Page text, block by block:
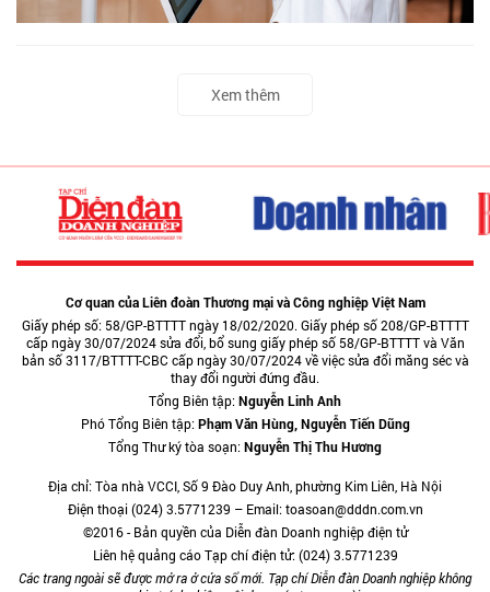
Xem thêm
Cơ quan của Liên đoàn Thương mại và Công nghiệp Việt Nam
Giấy phép số: 58/GP-BTTTT ngày 18/02/2020. Giấy phép số 208/GP-BTTTT
cấp ngày 30/07/2024 sửa đổi, bổ sung giấy phép số 58/GP-BTTTT và Văn
bản số 3117/BTTTT-CBC cấp ngày 30/07/2024 về việc sửa đổi măng séc và
thay đổi người đứng đầu.
Tổng Biên tập:Nguyễn Linh Anh
Phó Tổng Biên tập:Phạm Văn Hùng, Nguyễn Tiến Dũng
Tổng Thư ký tòa soạn:Nguyễn Thị Thu Hương
Địa chỉ: Tòa nhà VCCI, Số 9 Đào Duy Anh, phường Kim Liên, Hà Nội
Điện thoại (024) 3.5771239 – Email: toasoan@dddn.com.vn
©2016 - Bản quyền của Diễn đàn Doanh nghiệp điện tử
Liên hệ quảng cáo Tạp chí điện tử: (024) 3.5771239
Các trang ngoài sẽ được mở ra ở cửa sổ mới. Tạp chí Diễn đàn Doanh nghiệp không